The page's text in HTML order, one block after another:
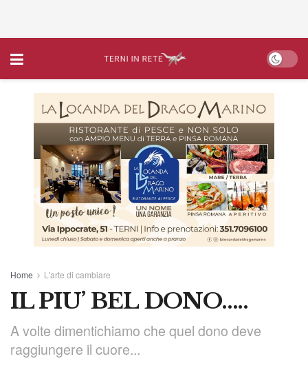
Home L'arte di cambiare
IL PIU’ BEL DONO…..
A volte dimentichiamo che quel dono deve
raggiungere il cuore...